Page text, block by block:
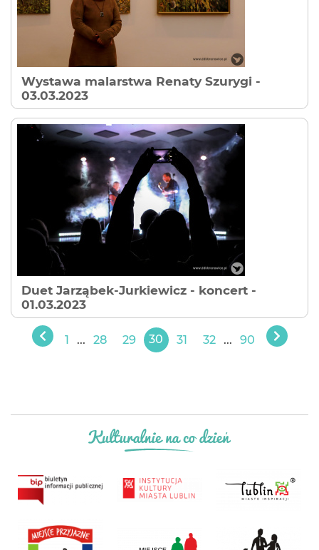
Wystawa malarstwa Renaty Szurygi -
03.03.2023
Duet Jarząbek-Jurkiewicz - koncert -
01.03.2023
Poprzedni
1 ... 28 29 30 31 32 ... 90